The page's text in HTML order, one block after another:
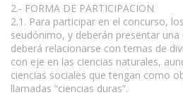
2.- FORMA DE PARTICIPACION
2.1. Para participar en el concurso,
seudónimo, y deberán presentar
deberá relacionarse con temas de
con eje en las ciencias naturales,
ciencias sociales que tengan como
llamadas “ciencias duras”.